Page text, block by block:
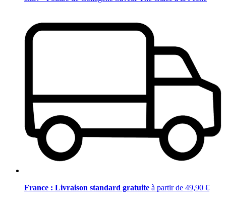
France : Livraison standard gratuite à partir de 49,90 €